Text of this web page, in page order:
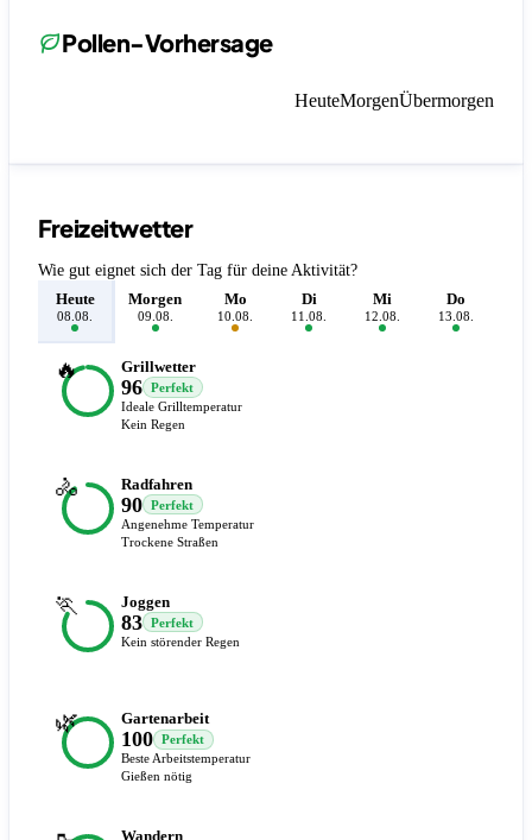
Pollen-Vorhersage
HeuteMorgenÜbermorgen
Freizeitwetter
Wie gut eignet sich der Tag für deine Aktivität?
Heute
08.08.
Morgen
09.08.
Mo
10.08.
Di
11.08.
Mi
12.08.
Do
13.08.
🔥 Grillwetter
96
Perfekt
Ideale Grilltemperatur
Kein Regen
🚴 Radfahren
90
Perfekt
Angenehme Temperatur
Trockene Straßen
🏃 Joggen
83
Perfekt
Kein störender Regen
🌿 Gartenarbeit
100
Perfekt
Beste Arbeitstemperatur
Gießen nötig
Wandern